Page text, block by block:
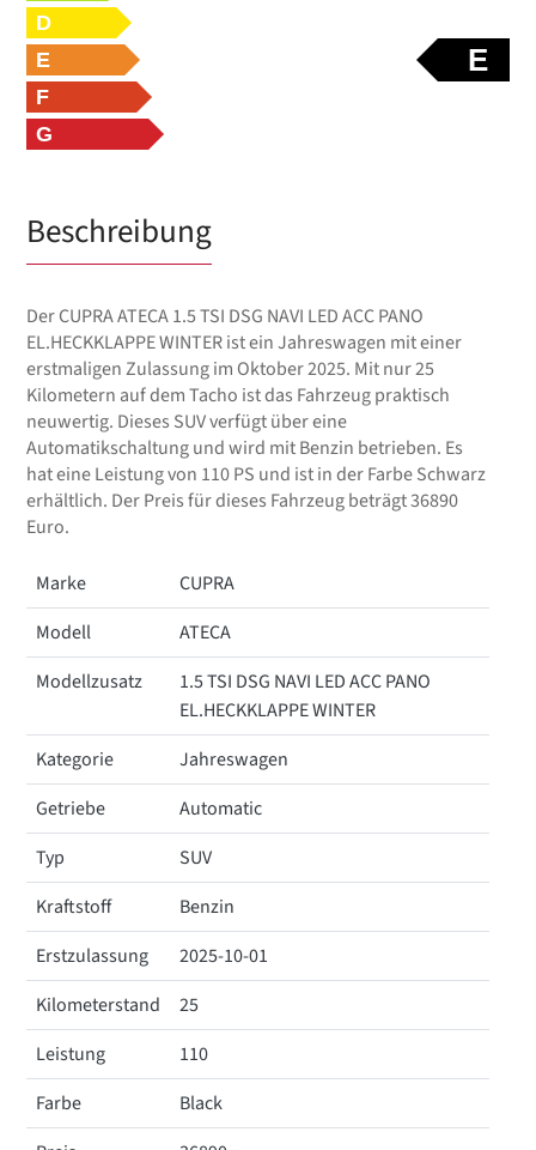
E
D
E
F
G
Beschreibung
Der CUPRA ATECA 1.5 TSI DSG NAVI LED ACC PANO
EL.HECKKLAPPE WINTER ist ein Jahreswagen mit einer
erstmaligen Zulassung im Oktober 2025. Mit nur 25
Kilometern auf dem Tacho ist das Fahrzeug praktisch
neuwertig. Dieses SUV verfügt über eine
Automatikschaltung und wird mit Benzin betrieben. Es
hat eine Leistung von 110 PS und ist in der Farbe Schwarz
erhältlich. Der Preis für dieses Fahrzeug beträgt 36890
Euro.
Marke
CUPRA
Modell
ATECA
Modellzusatz
1.5 TSI DSG NAVI LED ACC PANO
EL.HECKKLAPPE WINTER
Kategorie
Jahreswagen
Getriebe
Automatic
Typ
SUV
Kraftstoff
Benzin
Erstzulassung
2025-10-01
Kilometerstand
25
Leistung
110
Farbe
Black